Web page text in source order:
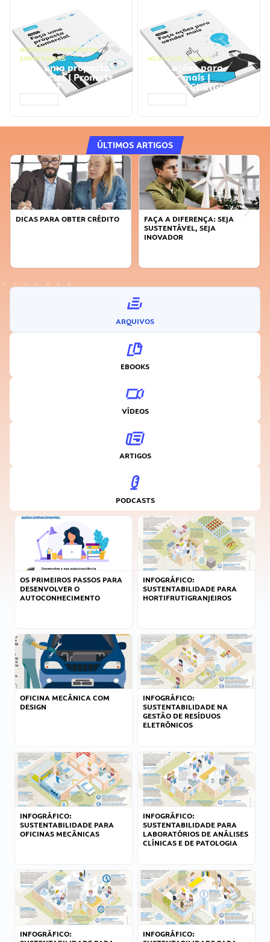
NEGÓCIOS, PROCESSOS
EMPRESARIAIS
Faça uma proposta
comercial | Prompts
ChatGPT
NEGÓCIOS, VENDAS
Faça ações para
vender mais |
Prompts ChatGPT
ÚLTIMOS ARTIGOS
DICAS PARA OBTER CRÉDITO
FAÇA A DIFERENÇA: SEJA
SUSTENTÁVEL, SEJA
INOVADOR
ARQUIVOS
EBOOKS
VÍDEOS
ARTIGOS
PODCASTS
OS PRIMEIROS PASSOS PARA
DESENVOLVER O
AUTOCONHECIMENTO
INFOGRÁFICO:
SUSTENTABILIDADE PARA
HORTIFRUTIGRANJEIROS
OFICINA MECÂNICA COM
DESIGN
INFOGRÁFICO:
SUSTENTABILIDADE NA
GESTÃO DE RESÍDUOS
ELETRÔNICOS
INFOGRÁFICO:
SUSTENTABILIDADE PARA
OFICINAS MECÂNICAS
INFOGRÁFICO:
SUSTENTABILIDADE PARA
LABORATÓRIOS DE ANÁLISES
CLÍNICAS E DE PATOLOGIA
INFOGRÁFICO:
INFOGRÁFICO: